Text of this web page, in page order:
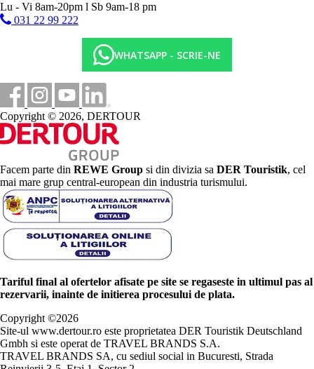
Lu - Vi 8am-20pm l Sb 9am-18 pm
031 22 99 222
WHATSAPP - SCRIE-NE
Copyright © 2026, DERTOUR
Facem parte din REWE Group si din divizia sa DER Touristik, cel
mai mare grup central-european din industria turismului.
Tariful final al ofertelor afisate pe site se regaseste in ultimul pas al
rezervarii, inainte de initierea procesului de plata.
Copyright ©2026
Site-ul www.dertour.ro este proprietatea DER Touristik Deutschland
Gmbh si este operat de TRAVEL BRANDS S.A.
TRAVEL BRANDS SA, cu sediul social in Bucuresti, Strada